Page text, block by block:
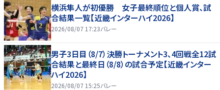
横浜隼人が初優勝 女子最終順位と個人賞、試
合結果一覧【近畿インターハイ2026】
2026/08/07 17:23バレー
男子3日目（8/7）決勝トーナメント3、4回戦全12試
合結果と最終日（8/8）の試合予定【近畿インター
ハイ2026】
2026/08/07 15:25バレー